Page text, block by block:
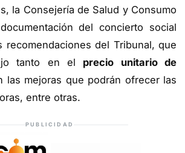
la Consejería de Salud y Consumo
del concierto social
recomendaciones del Tribunal, que
tanto en el precio unitario de
las mejoras que podrán ofrecer las
entre otras.
PUBLICIDAD